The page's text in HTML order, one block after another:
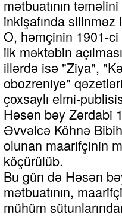
mətbuatının
inkişafında silinməz
O, həmçinin 1901-ci
ilk məktəbin
illərdə isə "Ziya",
obozreniye"
çoxsaylı elmi-
Həsən bəy Zərdabi
Əvvəlcə Köhnə
olunan maarifçinin
köçürülüb.
Bu gün də Həsən
mətbuatının,
mühüm